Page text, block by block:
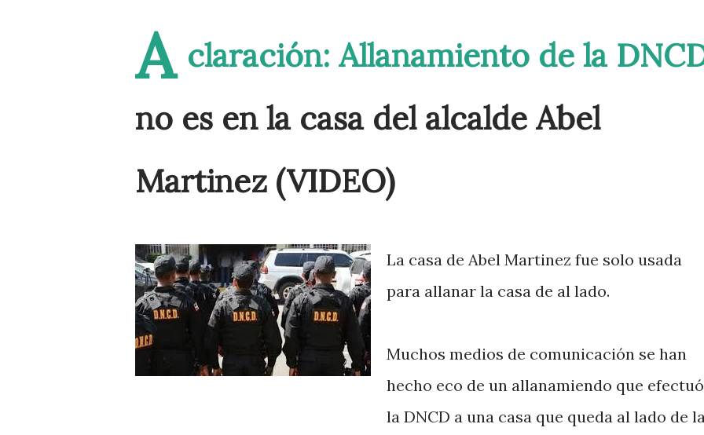
A claración: Allanamiento de la
no es en la casa del alcalde Abel
Martinez (VIDEO)
La casa de Abel Martinez fue solo usada
para allanar la casa de al lado.
Muchos medios de comunicación se han
hecho eco de un allanamiendo que efectuó
la DNCD a una casa que queda al lado de